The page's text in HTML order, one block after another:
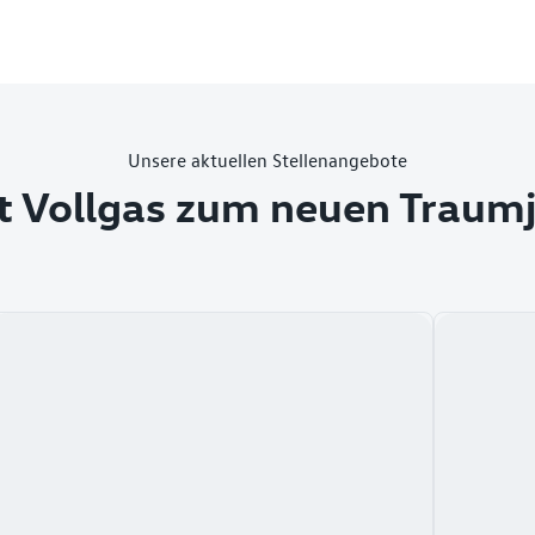
Unsere aktuellen Stellenangebote
Vollgas zum neuen